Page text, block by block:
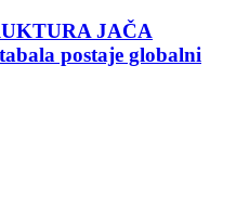
JAČA
postaje globalni